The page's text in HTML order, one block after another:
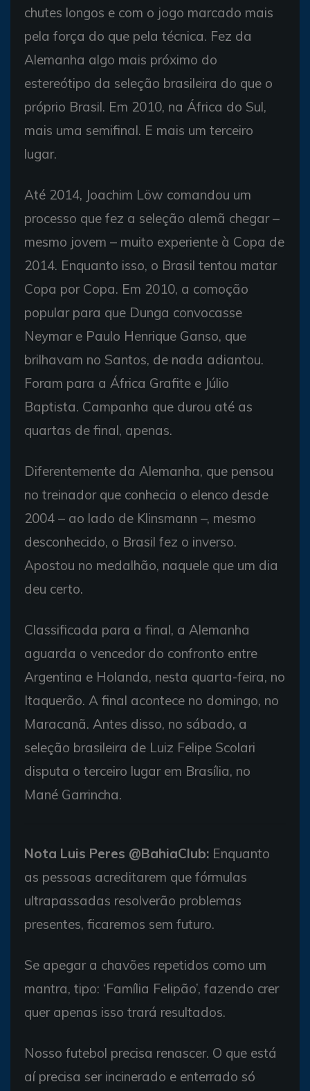
chutes longos e com o jogo marcado mais
pela força do que pela técnica. Fez da
Alemanha algo mais próximo do
estereótipo da seleção brasileira do que o
próprio Brasil. Em 2010, na África do Sul,
mais uma semifinal. E mais um terceiro
lugar.
Até 2014, Joachim Löw comandou um
processo que fez a seleção alemã chegar –
mesmo jovem – muito experiente à Copa de
2014. Enquanto isso, o Brasil tentou matar
Copa por Copa. Em 2010, a comoção
popular para que Dunga convocasse
Neymar e Paulo Henrique Ganso, que
brilhavam no Santos, de nada adiantou.
Foram para a África Grafite e Júlio
Baptista. Campanha que durou até as
quartas de final, apenas.
Diferentemente da Alemanha, que pensou
no treinador que conhecia o elenco desde
2004 – ao lado de Klinsmann –, mesmo
desconhecido, o Brasil fez o inverso.
Apostou no medalhão, naquele que um dia
deu certo.
Classificada para a final, a Alemanha
aguarda o vencedor do confronto entre
Argentina e Holanda, nesta quarta-feira, no
Itaquerão. A final acontece no domingo, no
Maracanã. Antes disso, no sábado, a
seleção brasileira de Luiz Felipe Scolari
disputa o terceiro lugar em Brasília, no
Mané Garrincha.
Nota Luis Peres @BahiaClub: Enquanto
as pessoas acreditarem que fórmulas
ultrapassadas resolverão problemas
presentes, ficaremos sem futuro.
Se apegar a chavões repetidos como um
mantra, tipo: ‘Família Felipão’, fazendo crer
quer apenas isso trará resultados.
Nosso futebol precisa renascer. O que está
aí precisa ser incinerado e enterrado só